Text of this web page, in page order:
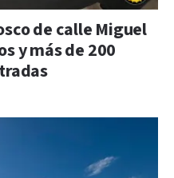
de calle Miguel
y más de 200